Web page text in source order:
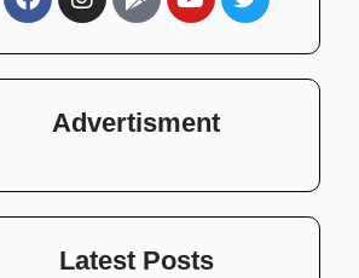
Advertisment
Latest Posts